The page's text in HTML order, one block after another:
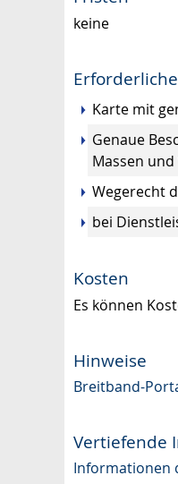
keine
Karte mit
Genaue
Massen
Wegerecht
bei
Kosten
Es können
Hinweise
Breitband-
Vertiefende
Informationen